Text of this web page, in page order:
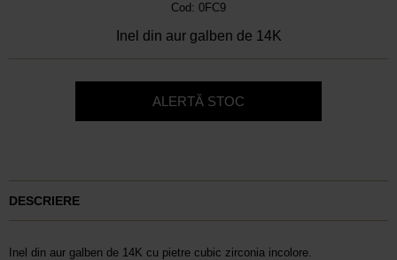
Cod: 0FC9
Inel din aur galben de 14K
ALERTĂ STOC
DESCRIERE
Inel din aur galben de 14K cu pietre cubic zirconia incolore.